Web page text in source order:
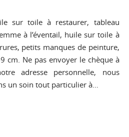
sur toile à restaurer, tableau
à l’éventail, huile sur toile à
petits manques de peinture,
cm. Ne pas envoyer le chèque à
adresse personnelle, nous
un soin tout particulier à…